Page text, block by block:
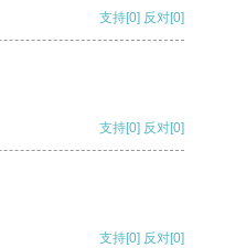
支持[0] 反对[0]
支持[0] 反对[0]
支持[0] 反对[0]